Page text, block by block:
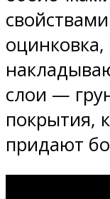
оцинковка,
слои —
покрытия,
придают